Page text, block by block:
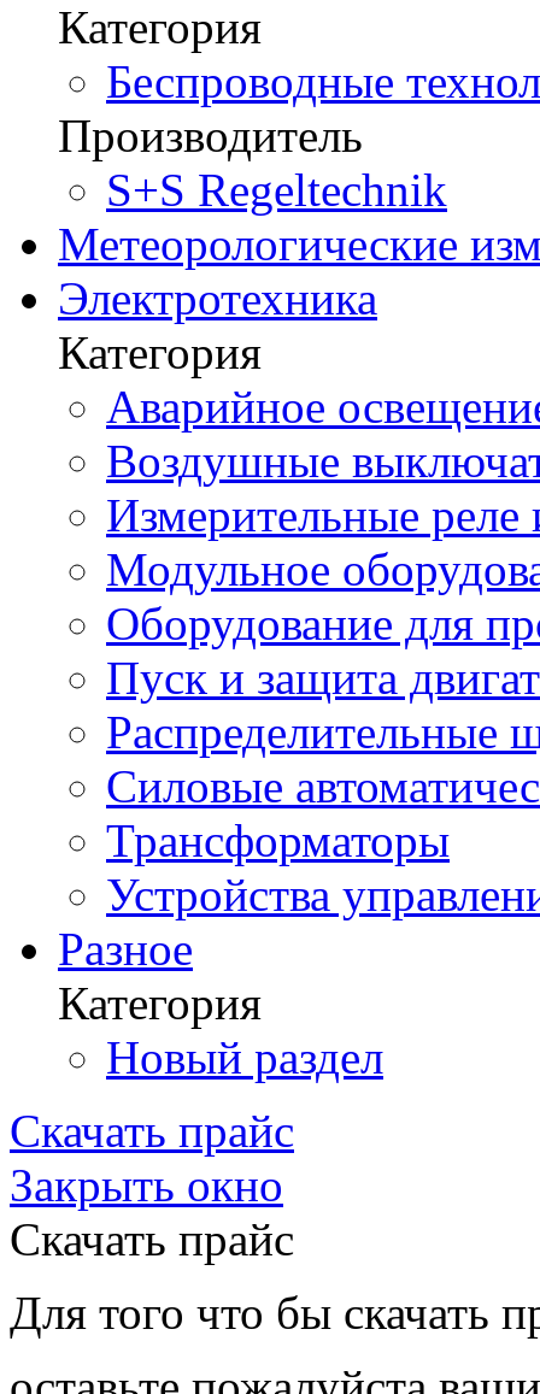
Категория
Беспроводные
Производитель
S+S Regeltechnik
Метеорологические
Электротехника
Категория
Аварийное
Воздушные
Измерительные реле
Модульное
Оборудование для
Пуск и защита
Распределительные
Силовые
Трансформаторы
Устройства
Разное
Категория
Новый раздел
Скачать прайс
Закрыть окно
Скачать прайс
Для того что бы скачать